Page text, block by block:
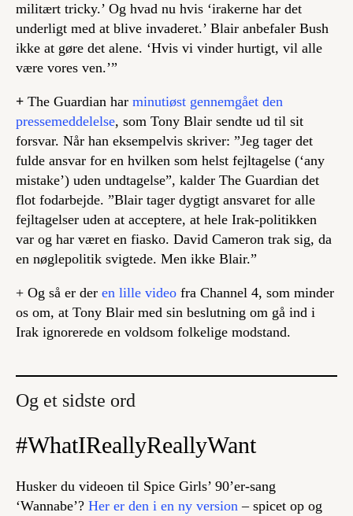
militært tricky.’ Og hvad nu hvis ‘irakerne har det
underligt med at blive invaderet.’ Blair anbefaler Bush
ikke at gøre det alene. ‘Hvis vi vinder hurtigt, vil alle
være vores ven.’”
+ The Guardian har minutiøst gennemgået den
pressemeddelelse, som Tony Blair sendte ud til sit
forsvar. Når han eksempelvis skriver: ”Jeg tager det
fulde ansvar for en hvilken som helst fejltagelse (‘any
mistake’) uden undtagelse”, kalder The Guardian det
flot fodarbejde. ”Blair tager dygtigt ansvaret for alle
fejltagelser uden at acceptere, at hele Irak-politikken
var og har været en fiasko. David Cameron trak sig, da
en nøglepolitik svigtede. Men ikke Blair.”
+ Og så er der en lille video fra Channel 4, som minder
os om, at Tony Blair med sin beslutning om gå ind i
Irak ignorerede en voldsom folkelige modstand.
Og et sidste ord
#WhatIReallyReallyWant
Husker du videoen til Spice Girls’ 90’er-sang
‘Wannabe’? Her er den i en ny version – spicet op og